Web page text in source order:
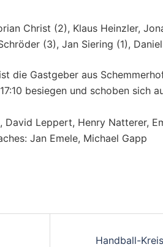
Christ (2), Klaus Heinzler,
(3), Jan Siering (1),
die Gastgeber aus
besiegen und schoben sich
David Leppert, Henry Natterer,
Jan Emele, Michael Gapp
Handball-